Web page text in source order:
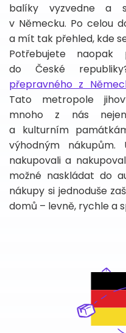
balíky vyzvedne a
v Německu. Po celou
a mít tak přehled, kde
Potřebujete
do České
přepravného z
Tato metropole
mnoho z nás
a kulturním
výhodným
nakupovali a
možné naskládat do
nákupy si jednoduše
domů – levně, rychle a